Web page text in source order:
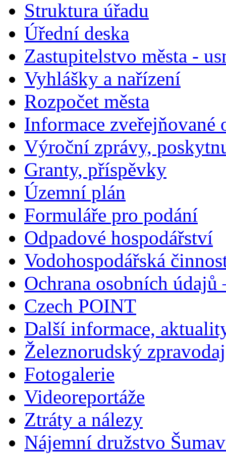
Struktura úřadu
Úřední deska
Zastupitelstvo města -
Vyhlášky a nařízení
Rozpočet města
Informace zveřejňované
Výroční zprávy,
Granty, příspěvky
Územní plán
Formuláře pro podání
Odpadové hospodářství
Vodohospodářská
Ochrana osobních údajů
Czech POINT
Další informace,
Železnorudský zpravodaj
Fotogalerie
Videoreportáže
Ztráty a nálezy
Nájemní družstvo